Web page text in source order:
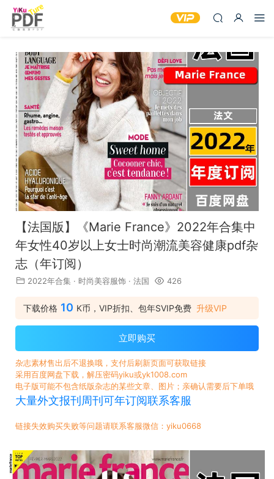
【法国版】《Marie France》2022年合集中
年女性40岁以上女士时尚潮流美容健康pdf杂
志（年订阅）
2022年合集 · 时尚美容服饰 · 法国 426
下载价格 10 K币，VIP折扣、包年SVIP免费 升级VIP
立即购买
杂志素材售出后不退换哦，支付后刷新页面可获取链接
采用百度网盘下载，解压密码yiku或yk1008.com
电子版可能不包含纸版杂志的某些文章、图片；亲确认需要后下单哦
大量外文报刊周刊可年订阅联系客服
链接失效购买失败等问题请联系客服微信：yiku0668